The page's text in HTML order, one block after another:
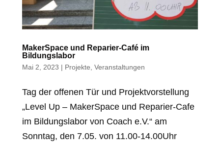
MakerSpace und Reparier-Café im
Bildungslabor
Mai 2, 2023 | Projekte Veranstaltungen
Tag der offenen Tür und Projektvorstellung
„Level Up – MakerSpace und Reparier-Cafe
im Bildungslabor von Coach e.V.“ am
Sonntag, den 7.05. von 11.00-14.00Uhr